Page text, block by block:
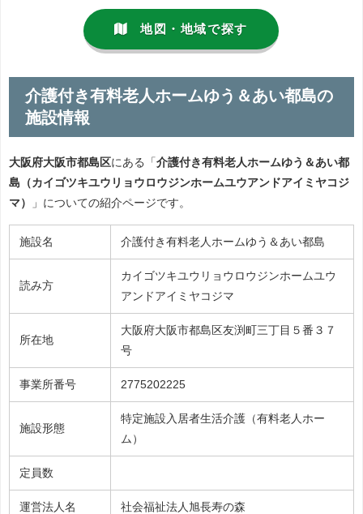
地図・地域で探す
介護付き有料老人ホームゆう＆あい都島の
施設情報
大阪府大阪市都島区にある「 介護付き有料老人ホームゆう＆あい都
島（カイゴツキユウリョウロウジンホームユウアンドアイミヤコジ
マ）
」についての紹介ページです。
施設名 介護付き有料老人ホームゆう＆あい都島
読み方
カイゴツキユウリョウロウジンホームユウ
アンドアイミヤコジマ
所在地
大阪府大阪市都島区友渕町三丁目５番３７
号
事業所番号 2775202225
施設形態
特定施設入居者生活介護（有料老人ホー
ム）
定員数
運営法人名 社会福祉法人旭長寿の森